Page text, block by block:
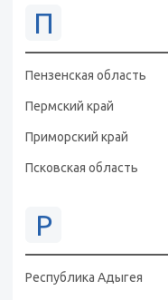
П
Пензенская область
Пермский край
Приморский край
Псковская область
Р
Республика Адыгея